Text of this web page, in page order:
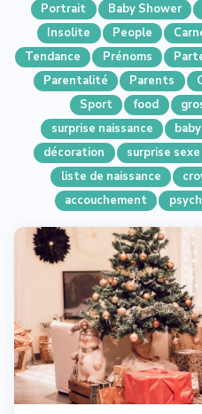
Portrait
Baby Shower
Insolite
People
Tendance
Prénoms
Parentalité
Parents
Sport
food
surprise naissance
décoration
surprise sexe
liste de naissance
accouchement